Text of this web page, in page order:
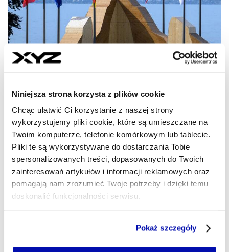
Niniejsza strona korzysta z plików cookie
Chcąc ułatwić Ci korzystanie z naszej strony
wykorzystujemy pliki cookie, które są umieszczane na
Twoim komputerze, telefonie komórkowym lub tablecie.
Pliki te są wykorzystywane do dostarczania Tobie
spersonalizowanych treści, dopasowanych do Twoich
zainteresowań artykułów i informacji reklamowych oraz
pomagają nam zrozumieć Twoje potrzeby i dzięki temu
doskonalić funkcjonalności serwisu.
Jeżeli nie wyrażasz zgody na zapisywanie plików cookie,
Pokaż szczegóły
Szczyt G7 w Evian. Wojny i
gospodarka zdominują obrady
Wojny na Bliskim Wschodzie i w Ukrainie, napięcia
handlowe oraz rozwój sztucznej inteligencji będą
głównymi tematami rozpoczynającego się w
poniedziałek szczytu G7 we francuskim Evian-les-Bains.
NEWSROOM XYZ
- AUTOR ARTYKUŁU - PROFIL